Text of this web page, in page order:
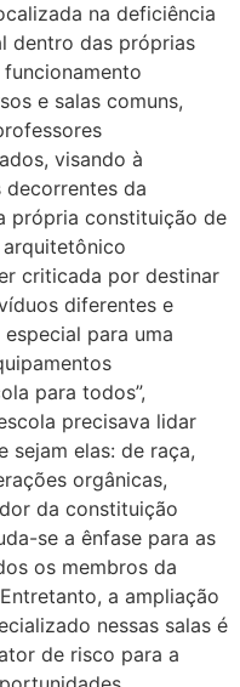
na deficiência
dentro das próprias
e salas comuns,
visando à
decorrentes da
própria constituição de
arquitetônico
criticada por destinar
diferentes e
para uma
para todos”,
precisava lidar
sejam elas: de raça,
orgânicas,
da constituição
se a ênfase para as
os membros da
a ampliação
nessas salas é
de risco para a